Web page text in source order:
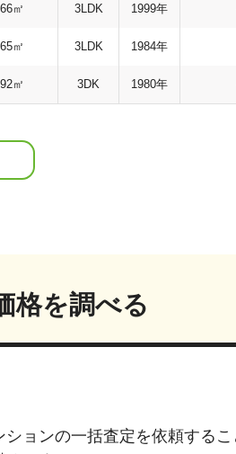
㎡ 3LDK 1999年
㎡ 3LDK 1984年
㎡ 3DK 1980年
格を調べる
ョンの一括査定を依頼するこ